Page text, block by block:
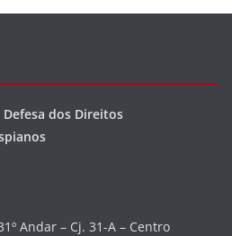
Defesa dos Direitos
Andar – Cj. 31-A – Centro